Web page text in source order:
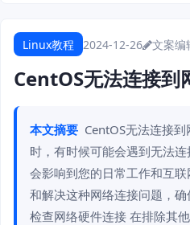
Linux教程 2024-12-26 文案
CentOS无法连接到
本文摘要 CentOS无法连接
时，有时候可能会遇到无法
会影响到您的日常工作和互
和解决这种网络连接问题，确
检查网络硬件连接 在排除其